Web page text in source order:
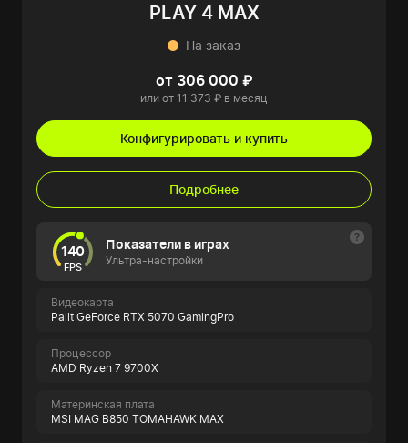
PLAY 4 MAX
На заказ
от 306 000 ₽
или от 11 373 ₽ в месяц
Конфигурировать и купить
Подробнее
140
FPS
Показатели в играх
Ультра-настройки
Видеокарта
Palit GeForce RTX 5070 GamingPro
Процессор
AMD Ryzen 7 9700X
Материнская плата
MSI MAG B850 TOMAHAWK MAX